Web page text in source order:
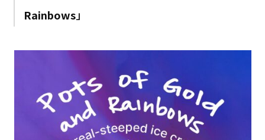
Rainbows」